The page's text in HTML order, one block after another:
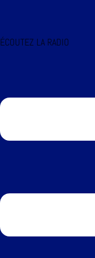
ÉCOUTEZ LA RADIO